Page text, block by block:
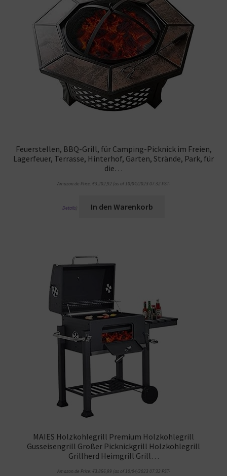
Feuerstellen, BBQ-Grill, für Camping-Picknick im Freien,
Lagerfeuer, Terrasse, Hinterhof, Garten, Strände, Park, für
die…
Amazon.de Price: €3.202,92 (as of 10/04/2023 07:32 PST-
Details In den Warenkorb
MAIES Holzkohlegrill Premium Holzkohlegrill
Gusseisengrill Großer Picknickgrill Holzkohlegrill
Grillherd Heimgrill Grill…
Amazon.de Price: €3.856,99 (as of 10/04/2023 07:32 PST-